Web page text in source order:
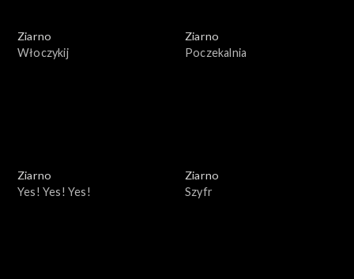
Ziarno
Włoczykij
Ziarno
Poczekalnia
Ziarno
Yes! Yes! Yes!
Ziarno
Szyfr